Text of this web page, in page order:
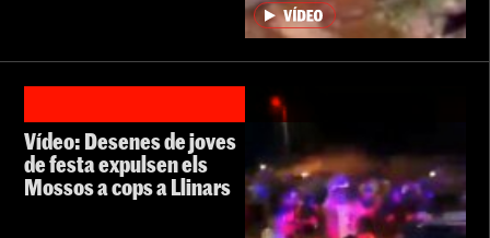
Vídeo: Desenes de joves
de festa expulsen els
Mossos a cops a Llinars